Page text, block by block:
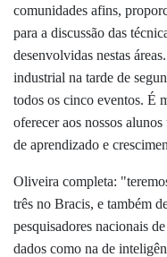
comunidades afins,
para a discussão das
desenvolvidas nestas
industrial na tarde de
todos os cinco eventos. É
oferecer aos nossos
de aprendizado e
Oliveira completa:
três no Bracis, e também
pesquisadores nacionais
dados como na de